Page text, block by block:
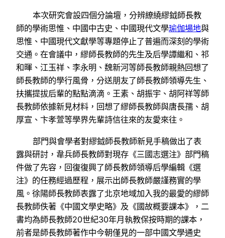
本次研究會設四個分論壇，分辨繚繞繆鉞師長教
師的學術思惟、中國中古史、中國現代文學瑜伽場地與
思惟、中國現代文獻學等專題停止了普遍而深刻的學術
交通。在會議中，繆師長教師的先生及后學譚繼和、祁
和暉、江玉祥、李永明、魏新河等師長教師親熱回想了
師長教師的學行風骨，分送朋友了師長教師領導先生、
扶攜提拔后輩的點點滴滴。王素、胡振宇、胡阿祥等師
長教師依據新見材料，回想了繆師長教師與唐長孺、胡
厚宣、卞孝萱等學界先輩詩信往來的友愛來往。
部門與會學者對繆鉞師長教師新見手稿做出了表
露與研討，韋兵師長教師對現存《三國志選注》部門稿
件做了先容，回復復興了師長教師領導后學編輯《選
注》的任務經過歷程，展示出師長教師嚴謹務實的學
風。徐陽師長教師表露了北京地域加入我的最愛的繆師
長教師佚著《中國文學史略》及《國故概要課本》，二
書均為師長教師20世紀30年月執教保按時期的課本，
前者是師長教師著作中今朝僅見的一部中國文學通史